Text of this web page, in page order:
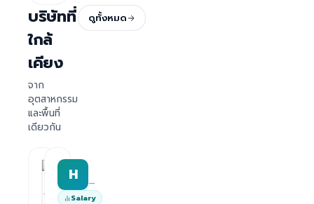
บริษัทที่
ใกล้
เคียง
จาก
อุตสาหกรรม
และพื้นที่
เดียวกัน
ดูทั้งหมด
AiROVA AI Consultant
—
H —
Salary